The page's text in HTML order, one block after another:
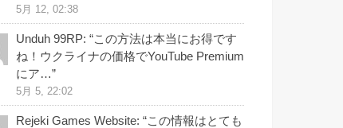
5月 12, 02:38
Unduh 99RP: “この方法は本当にお得です
ね！ウクライナの価格でYouTube Premium
にア…”
5月 5, 22:02
Rejeki Games Website: “この情報はとても